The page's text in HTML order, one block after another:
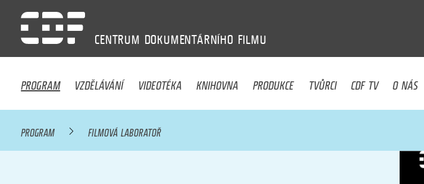
CENTRUM DOKUMENTÁRNÍHO FILMU
PROGRAM VZDĚLÁVÁNÍ VIDEOTÉKA KNIHOVNA PRODUKCE TVŮRCI CDF TV O NÁS
PROGRAM FILMOVÁ LABORATOŘ